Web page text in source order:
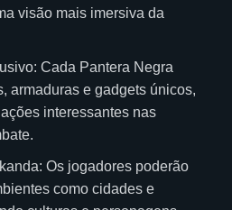
visão mais imersiva da
Cada Pantera Negra
armaduras e gadgets únicos,
interessantes nas
Os jogadores poderão
como cidades e